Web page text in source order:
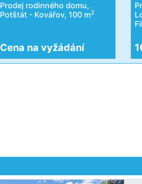
Prodej rodinného domu,
Potštát - Kovářov, 100 m2
Cena na vyžádání